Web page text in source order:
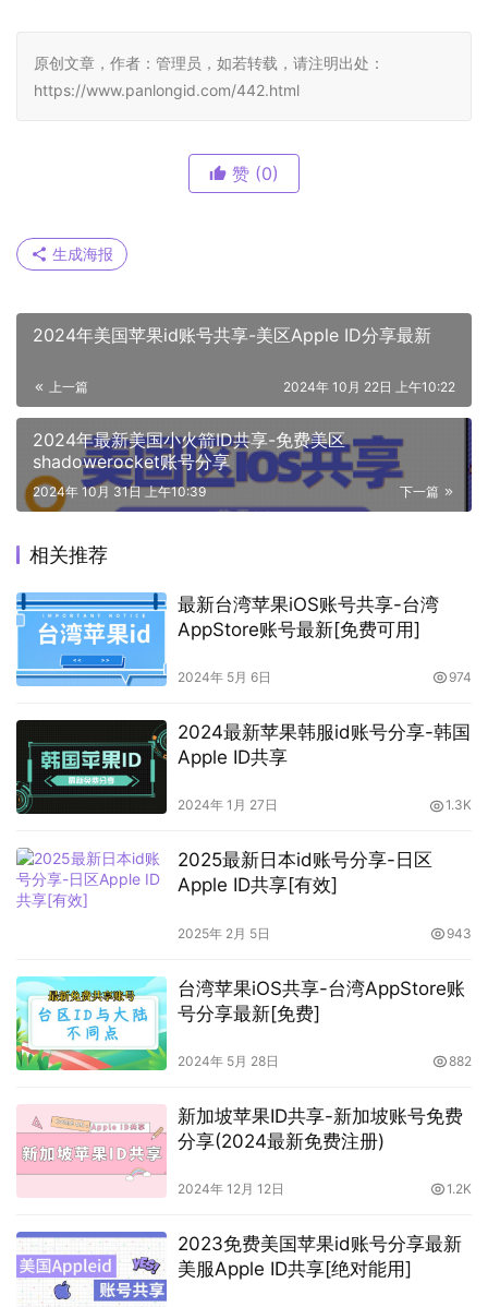
原创文章，作者：管理员，如若转载，请注明出处：
https://www.panlongid.com/442.html
赞 (0)
生成海报
2024年美国苹果id账号共享-美区Apple ID分享最新
上一篇 2024年 10月 22日 上午10:22
2024年最新美国小火箭ID共享-免费美区
shadowerocket账号分享
下一篇
2024年 10月 31日 上午10:39
相关推荐
最新台湾苹果iOS账号共享-台湾
AppStore账号最新[免费可用]
2024年 5月 6日 974
2024最新苹果韩服id账号分享-韩国
Apple ID共享
2024年 1月 27日 1.3K
2025最新日本id账号分享-日区
Apple ID共享[有效]
2025年 2月 5日 943
台湾苹果iOS共享-台湾AppStore账
号分享最新[免费]
2024年 5月 28日 882
新加坡苹果ID共享-新加坡账号免费
分享(2024最新免费注册)
2024年 12月 12日 1.2K
2023免费美国苹果id账号分享最新
美服Apple ID共享[绝对能用]